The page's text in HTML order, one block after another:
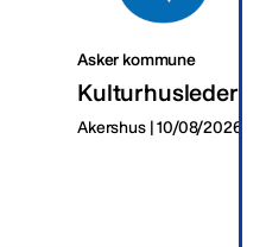
Asker kommune
Kulturhusleder
Akershus | 10/08/2026